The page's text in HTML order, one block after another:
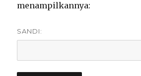
menampilkannya:
SANDI: